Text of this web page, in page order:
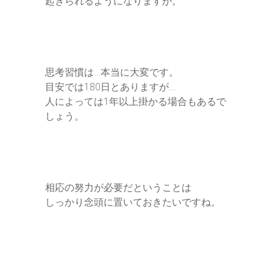
思考習慣は…本当に大変です。
目安では180日とありますが…
人によっては1年以上掛かる場合もあるで
しょう。
相応の努力が必要だということは
しっかり念頭に置いておきたいですね。